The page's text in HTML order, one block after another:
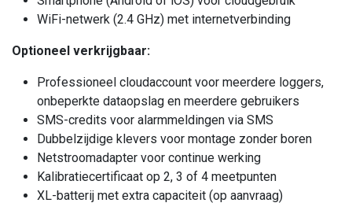
WiFi-netwerk (2.4 GHz) met internetverbinding
Optioneel verkrijgbaar:
Professioneel cloudaccount voor meerdere loggers,
onbeperkte dataopslag en meerdere gebruikers
SMS-credits voor alarmmeldingen via SMS
Dubbelzijdige klevers voor montage zonder boren
Netstroomadapter voor continue werking
Kalibratiecertificaat op 2, 3 of 4 meetpunten
XL-batterij met extra capaciteit (op aanvraag)